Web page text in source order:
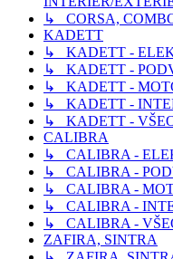
↳ CORSA,
KADETT
↳ KADETT -
↳ KADETT -
↳ KADETT -
↳ KADETT -
↳ KADETT -
CALIBRA
↳ CALIBRA -
↳ CALIBRA -
↳ CALIBRA -
↳ CALIBRA -
↳ CALIBRA -
ZAFIRA, SINTRA